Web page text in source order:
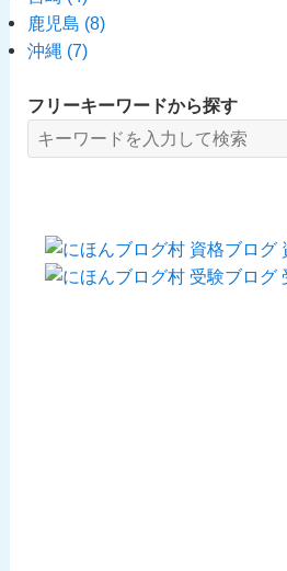
鹿児島 (8)
沖縄 (7)
フリーキーワードから探す